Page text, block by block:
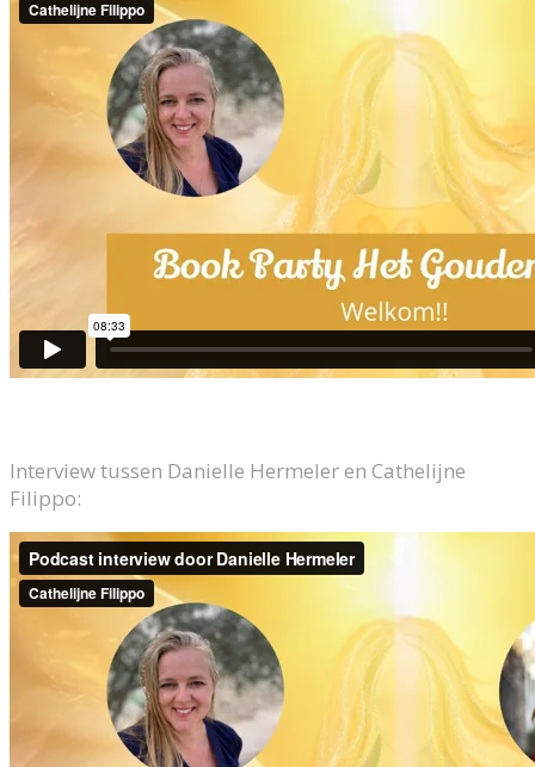
Interview tussen Danielle Hermeler en Cathelijne
Filippo: